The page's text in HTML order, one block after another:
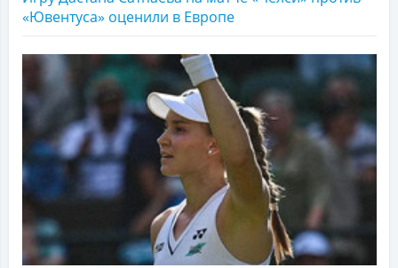
«Ювентуса» оценили в Европе